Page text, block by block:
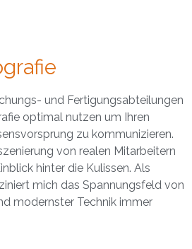
und Fertigungsabteilungen
optimal nutzen um Ihren
zu kommunizieren.
von realen Mitarbeitern
hinter die Kulissen. Als
mich das Spannungsfeld von
modernster Technik immer